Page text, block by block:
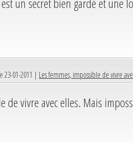
23-01-2011 | Les femmes, impossible de vivre
de vivre avec elles. Mais